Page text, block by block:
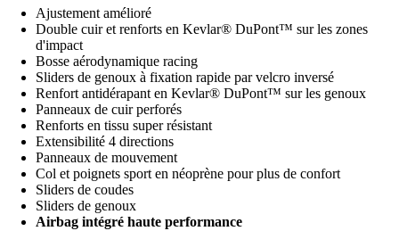
Ajustement amélioré
Double cuir et renforts en Kevlar® DuPont™ sur les zones
d'impact
Bosse aérodynamique racing
Sliders de genoux à fixation rapide par velcro inversé
Renfort antidérapant en Kevlar® DuPont™ sur les genoux
Panneaux de cuir perforés
Renforts en tissu super résistant
Extensibilité 4 directions
Panneaux de mouvement
Col et poignets sport en néoprène pour plus de confort
Sliders de coudes
Sliders de genoux
Airbag intégré haute performance